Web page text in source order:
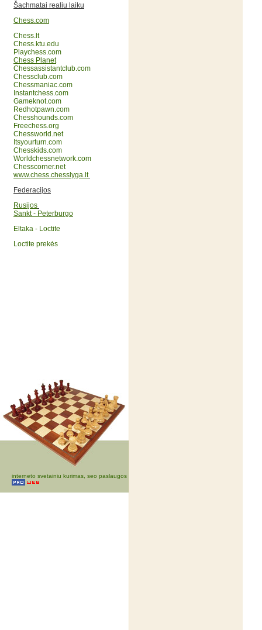
Šachmatai realiu laiku
Chess.com
Chess.lt
Chess.ktu.edu
Playchess.com
Chess Planet
Chessassistantclub.com
Chessclub.com
Chessmaniac.com
Instantchess.com
Gameknot.com
Redhotpawn.com
Chesshounds.com
Freechess.org
Chessworld.net
Itsyourturn.com
Chesskids.com
Worldchessnetwork.com
Chesscorner.net
www.chess.chesslyga.lt
Federacijos
Rusijos
Sankt - Peterburgo
Eltaka - Loctite
Loctite prekės
interneto svetainiu kurimas, seo paslaugos